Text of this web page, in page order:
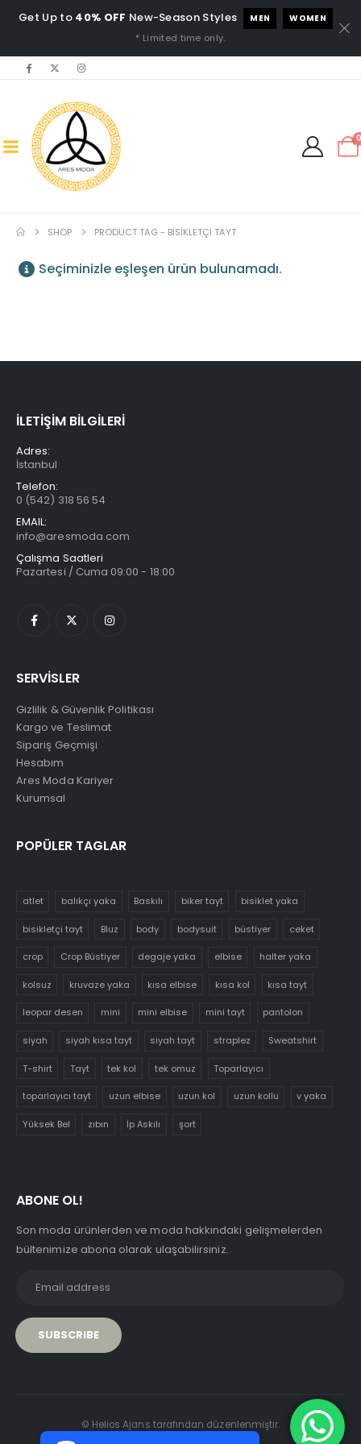
7/24 Canlı Destek
Get Up to 40% OFF New-Season Styles MEN WOMEN
* Limited time only.
SHOP PRODUCT TAG - BISIKLETÇI TAYT
Seçiminizle eşleşen ürün bulunamadı.
İLETİŞİM BİLGİLERİ
Adres:
İstanbul
Telefon:
0 (542) 318 56 54
EMAIL:
info@aresmoda.com
Çalışma Saatleri
Pazartesi / Cuma 09:00 - 18:00
SERVİSLER
Gizlilik & Güvenlik Politikası
Kargo ve Teslimat
Sipariş Geçmişi
Hesabım
Ares Moda Kariyer
Kurumsal
POPÜLER TAGLAR
atlet balıkçı yaka Baskılı biker tayt bisiklet yaka
bisikletçi tayt Bluz body bodysuit büstiyer ceket
crop Crop Büstiyer degaje yaka elbise halter yaka
kolsuz kruvaze yaka kısa elbise kısa kol kısa tayt
leopar desen mini mini elbise mini tayt pantolon
siyah siyah kısa tayt siyah tayt straplez Sweatshirt
T-shirt Tayt tek kol tek omuz Toparlayıcı
toparlayıcı tayt uzun elbise uzun kol uzun kollu v yaka
Yüksek Bel zıbın İp Askılı şort
ABONE OL!
Son moda ürünlerden ve moda hakkındaki gelişmelerden
bültenimize abona olarak ulaşabilirsiniz.
© Helios Ajans tarafından düzenlenmiştir.